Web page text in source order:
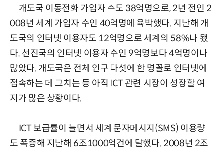
개도국 이동전화 가입자 수도 38억명으로, 2년 전인 2
008년 세계 가입자 수인 40억명에 육박했다. 지난해 개
도국의 인터넷 이용자도 12억명으로 세계의 58%나 됐
다. 선진국의 인터넷 이용자 수인 9억명보다 4억명이나
많았다. 개도국은 전체 인구 다섯에 한 명꼴로 인터넷에
접속하는 데 그치는 등 아직 ICT 관련 시장이 성장할 여
지가 많은 상황이다.
ICT 보급률이 늘면서 세계 문자메시지(SMS) 이용량
도 폭증해 지난해 6조1000억건에 달했다. 2008년 2조